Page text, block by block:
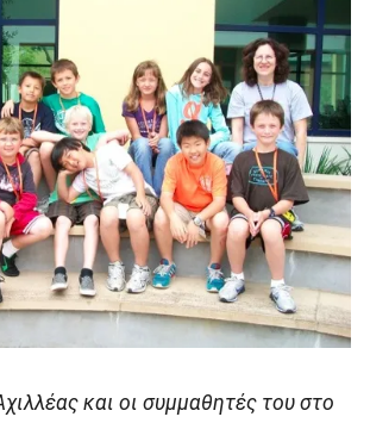
και οι συμμαθητές του στο